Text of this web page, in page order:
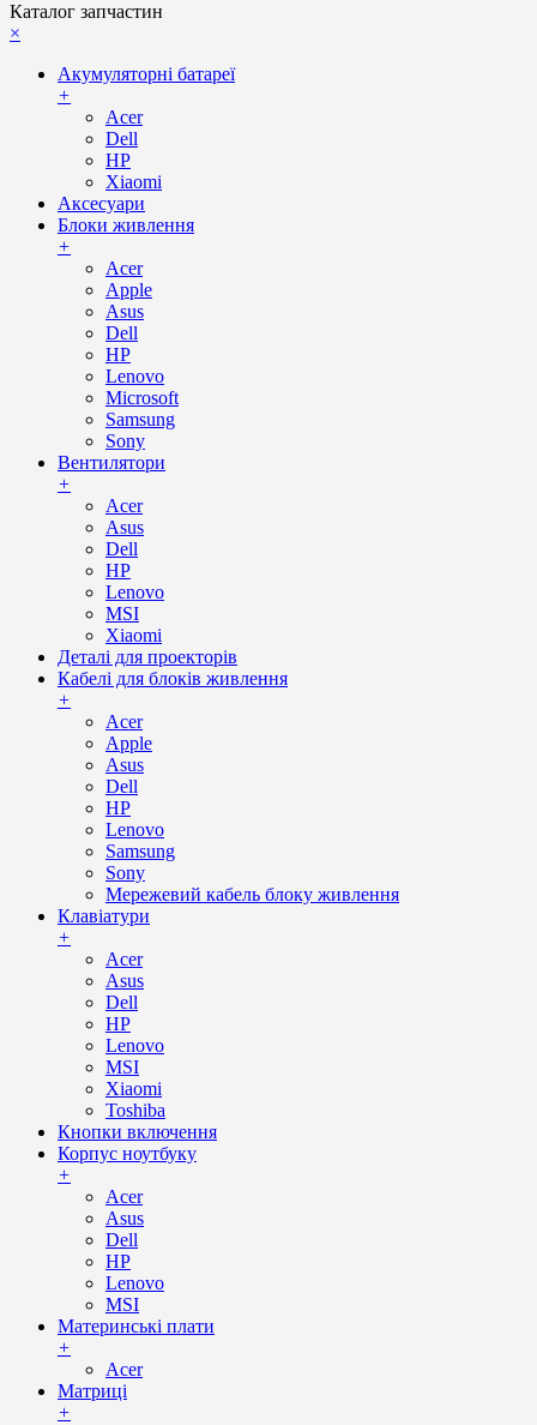
Каталог запчастин
×
Акумуляторні батареї
+
Acer
Dell
HP
Xiaomi
Аксесуари
Блоки живлення
+
Acer
Apple
Asus
Dell
HP
Lenovo
Microsoft
Samsung
Sony
Вентилятори
+
Acer
Asus
Dell
HP
Lenovo
MSI
Xiaomi
Деталі для проекторів
Кабелі для блоків живлення
+
Acer
Apple
Asus
Dell
HP
Lenovo
Samsung
Sony
Мережевий кабель блоку живлення
Клавіатури
+
Acer
Asus
Dell
HP
Lenovo
MSI
Xiaomi
Toshiba
Кнопки включення
Корпус ноутбуку
+
Acer
Asus
Dell
HP
Lenovo
MSI
Материнські плати
+
Acer
Матриці
+